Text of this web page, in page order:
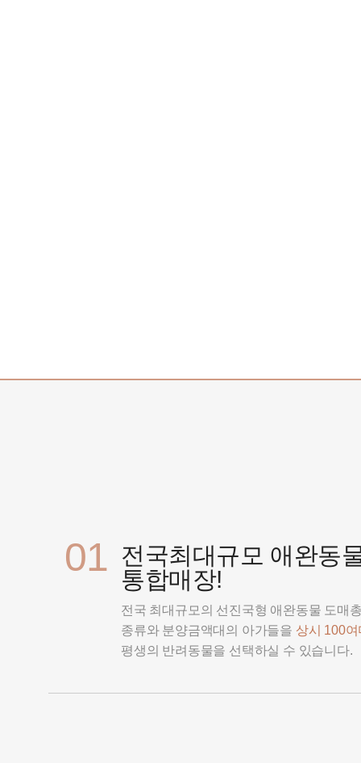
01 전국최대규모 애완동
통합매장!
전국 최대규모의 선진국형 애완동물 도매
종류와 분양금액대의 아가들을 상시 100
평생의 반려동물을 선택하실 수 있습니다.